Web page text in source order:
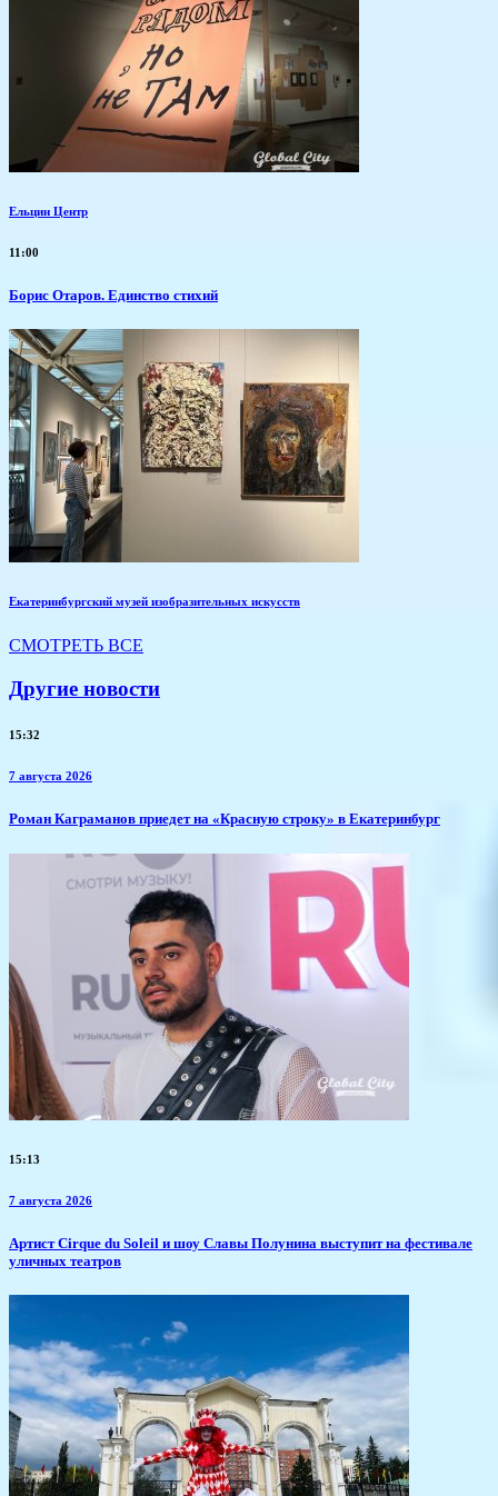
Ельцин Центр
11:00
Борис Отаров. Единство стихий
Екатеринбургский музей изобразительных искусств
СМОТРЕТЬ ВСЕ
Другие новости
15:32
7 августа 2026
​Роман Каграманов приедет на «Красную строку» в Екатеринбург
15:13
7 августа 2026
Артист Cirque du Soleil и шоу Славы Полунина выступит на фестивале
уличных театров